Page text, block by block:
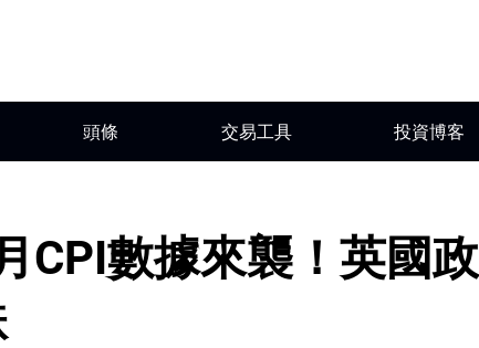
頭條 交易工具 投資博客
CPI數據來襲！英國政